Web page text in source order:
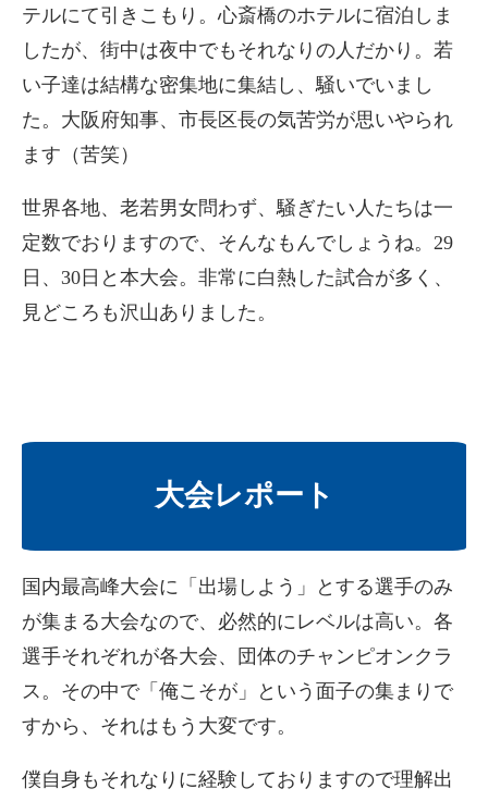
テルにて引きこもり。心斎橋のホテルに宿泊しま
したが、街中は夜中でもそれなりの人だかり。若
い子達は結構な密集地に集結し、騒いでいまし
た。大阪府知事、市長区長の気苦労が思いやられ
ます（苦笑）
世界各地、老若男女問わず、騒ぎたい人たちは一
定数でおりますので、そんなもんでしょうね。29
日、30日と本大会。非常に白熱した試合が多く、
見どころも沢山ありました。
大会レポート
国内最高峰大会に「出場しよう」とする選手のみ
が集まる大会なので、必然的にレベルは高い。各
選手それぞれが各大会、団体のチャンピオンクラ
ス。その中で「俺こそが」という面子の集まりで
すから、それはもう大変です。
僕自身もそれなりに経験しておりますので理解出